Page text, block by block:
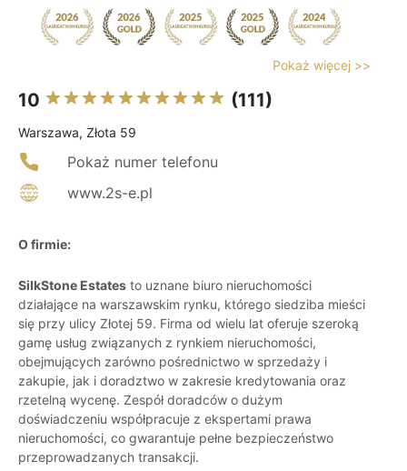
Pokaż więcej >>
10 (111)
Warszawa, Złota 59
Pokaż numer telefonu
www.2s-e.pl
O firmie:
SilkStone Estates to uznane biuro nieruchomości
działające na warszawskim rynku, którego siedziba mieści
się przy ulicy Złotej 59. Firma od wielu lat oferuje szeroką
gamę usług związanych z rynkiem nieruchomości,
obejmujących zarówno pośrednictwo w sprzedaży i
zakupie, jak i doradztwo w zakresie kredytowania oraz
rzetelną wycenę. Zespół doradców o dużym
doświadczeniu współpracuje z ekspertami prawa
nieruchomości, co gwarantuje pełne bezpieczeństwo
przeprowadzanych transakcji.